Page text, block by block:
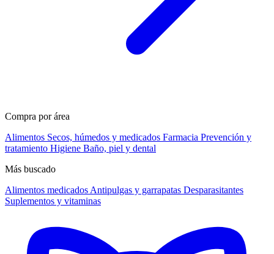
Compra por área
Alimentos Secos, húmedos y medicados Farmacia Prevención y
tratamiento Higiene Baño, piel y dental
Más buscado
Alimentos medicados Antipulgas y garrapatas Desparasitantes
Suplementos y vitaminas